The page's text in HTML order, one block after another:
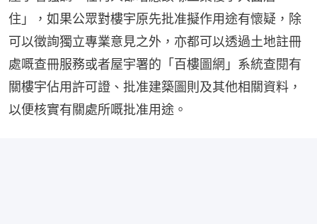
住」，如果公眾對樓宇原先批准擬作用途有懷疑，除
可以徵詢獨立專業意見之外，亦都可以透過土地註冊
處嘅查冊服務或者屋宇署的「百樓圖網」系統查閱有
關樓宇佔用許可證、批准建築圖則及其他相關資料，
以便核實有關處所嘅批准用途。